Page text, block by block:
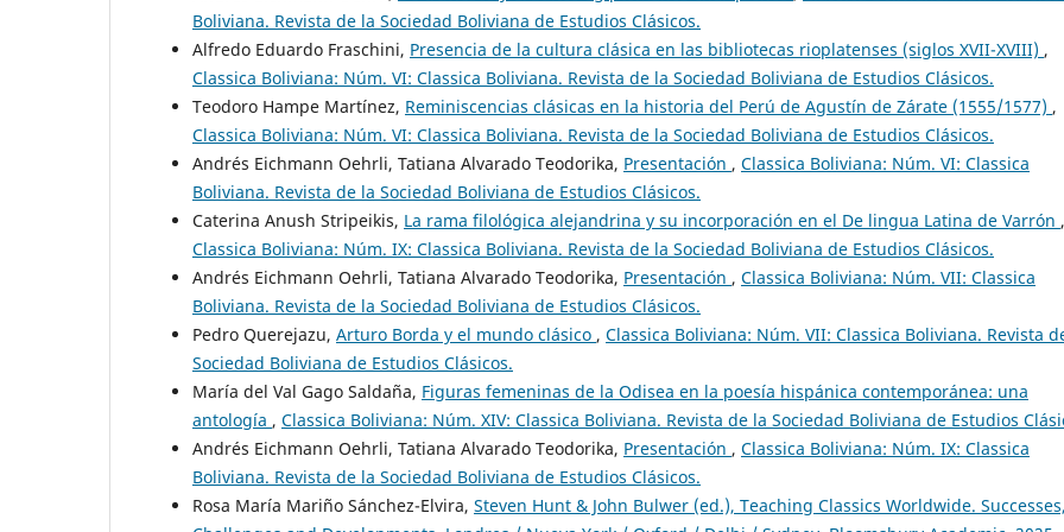
Boliviana. Revista de la Sociedad Boliviana de Estudios Clásicos.
Alfredo Eduardo Fraschini, Presencia de la cultura clásica en las bibliotecas rioplatenses (siglos XVII-XVIII) ,
Classica Boliviana: Núm. VI: Classica Boliviana. Revista de la Sociedad Boliviana de Estudios Clásicos.
Teodoro Hampe Martínez, Reminiscencias clásicas en la historia del Perú de Agustín de Zárate (1555/1577) ,
Classica Boliviana: Núm. VI: Classica Boliviana. Revista de la Sociedad Boliviana de Estudios Clásicos.
Andrés Eichmann Oehrli, Tatiana Alvarado Teodorika, Presentación , Classica Boliviana: Núm. VI: Classica
Boliviana. Revista de la Sociedad Boliviana de Estudios Clásicos.
Caterina Anush Stripeikis, La rama filológica alejandrina y su incorporación en el De lingua Latina de Varrón ,
Classica Boliviana: Núm. IX: Classica Boliviana. Revista de la Sociedad Boliviana de Estudios Clásicos.
Andrés Eichmann Oehrli, Tatiana Alvarado Teodorika, Presentación , Classica Boliviana: Núm. VII: Classica
Boliviana. Revista de la Sociedad Boliviana de Estudios Clásicos.
Pedro Querejazu, Arturo Borda y el mundo clásico , Classica Boliviana: Núm. VII: Classica Boliviana. Revista
Sociedad Boliviana de Estudios Clásicos.
María del Val Gago Saldaña, Figuras femeninas de la Odisea en la poesía hispánica contemporánea: una
antología , Classica Boliviana: Núm. XIV: Classica Boliviana. Revista de la Sociedad Boliviana de Estudios
Andrés Eichmann Oehrli, Tatiana Alvarado Teodorika, Presentación , Classica Boliviana: Núm. IX: Classica
Boliviana. Revista de la Sociedad Boliviana de Estudios Clásicos.
Rosa María Mariño Sánchez-Elvira, Steven Hunt & John Bulwer (ed.), Teaching Classics Worldwide. Successes,